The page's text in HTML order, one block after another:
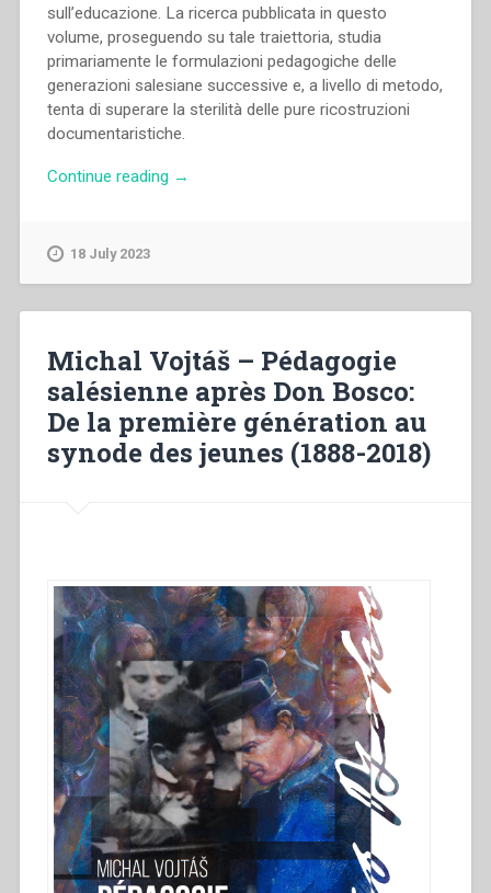
sull’educazione. La ricerca pubblicata in questo
volume, proseguendo su tale traiettoria, studia
primariamente le formulazioni pedagogiche delle
generazioni salesiane successive e, a livello di metodo,
tenta di superare la sterilità delle pure ricostruzioni
documentaristiche.
Continue reading “Michal
Dalla
prima
generazione
al
2018)”
→
18 July 2023
Michal Vojtáš – Pédagogie
salésienne après Don Bosco:
De la première génération au
synode des jeunes (1888-2018)